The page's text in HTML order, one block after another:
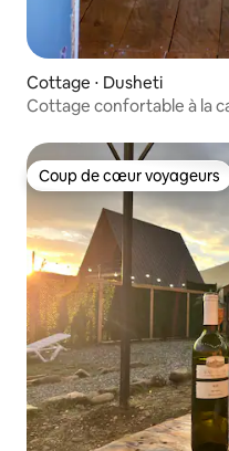
Cottage ⋅ Dusheti
Cottage confortable à la
Coup de cœur voyageurs
Coup de cœur voyageurs